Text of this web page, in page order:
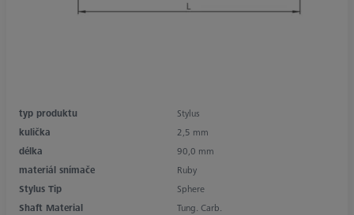
typ produktu
Stylus
kulička
2,5 mm
délka
90,0 mm
materiál snímače
Ruby
Stylus Tip
Sphere
Shaft Material
Tung. Carb.